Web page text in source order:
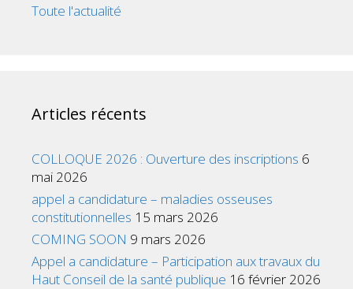
Toute l'actualité
Articles récents
COLLOQUE 2026 : Ouverture des inscriptions 6
mai 2026
appel a candidature – maladies osseuses
constitutionnelles 15 mars 2026
COMING SOON 9 mars 2026
Appel a candidature – Participation aux travaux du
Haut Conseil de la santé publique 16 février 2026